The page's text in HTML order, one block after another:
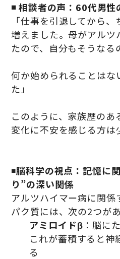
◾️ 相談者の声：60代男性
「仕事を引退してから
増えました。母がアルツ
たので、自分もそうなる
何か始められることはな
た」
このように、家族歴の
変化に不安を感じる方は
◾️脳科学の視点：記憶に
り”の深い関係
アルツハイマー病に関
パク質には、次の2つが
アミロイドβ ：脳に
これが蓄積すると神
る